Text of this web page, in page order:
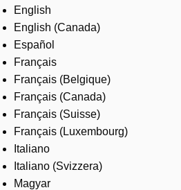
Careers
English
English (Canada)
Español
Français
Français (Belgique)
Français (Canada)
Français (Suisse)
Français (Luxembourg)
Italiano
Italiano (Svizzera)
Magyar